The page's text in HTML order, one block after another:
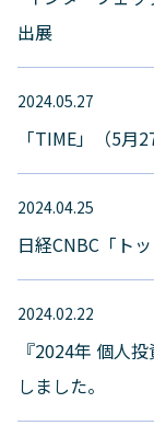
出展
2024.05.27
「TIME」（5月
2024.04.25
日経CNBC「ト
2024.02.22
『2024年 個人
しました。